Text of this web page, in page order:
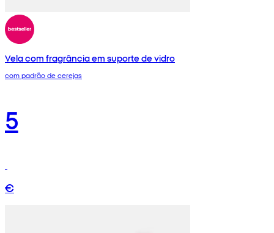
Vela com fragrância em suporte de vidro
com padrão de cerejas
5
€